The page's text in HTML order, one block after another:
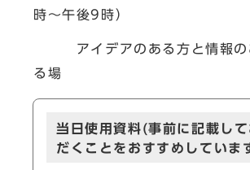
時～午後9時）
アイデアのある方と情報の
る場
当日使用資料(事前に記載し
だくことをおすすめしていま